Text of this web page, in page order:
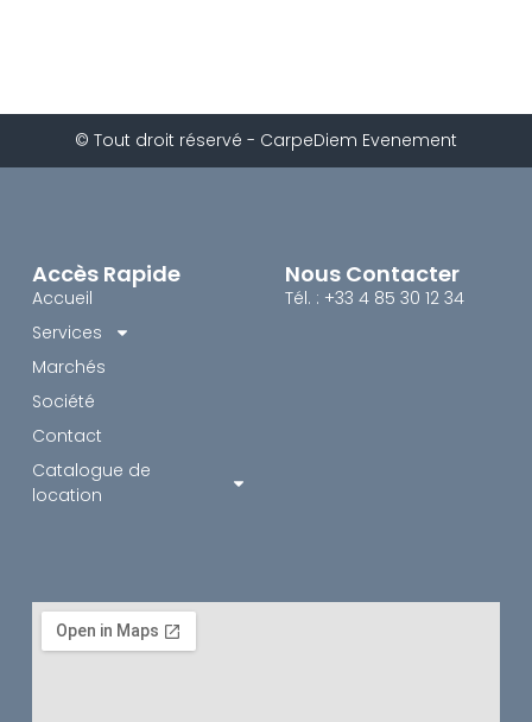
© Tout droit réservé - CarpeDiem Evenement
Accès Rapide
Accueil
Services
Marchés
Société
Contact
Catalogue de
location
Nous Contacter
Tél. : +33 4 85 30 12 34